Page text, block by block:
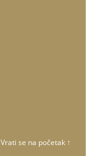
Vrati se na početak ↑